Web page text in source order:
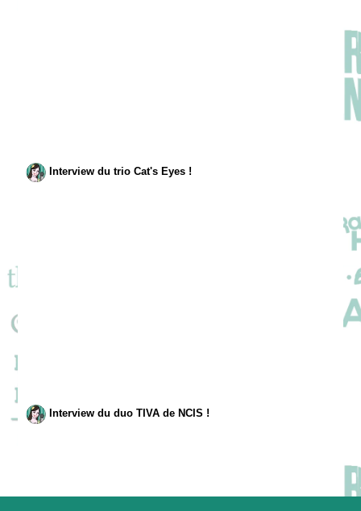
Interview du trio Cat's Eyes !
Interview du duo TIVA de NCIS !